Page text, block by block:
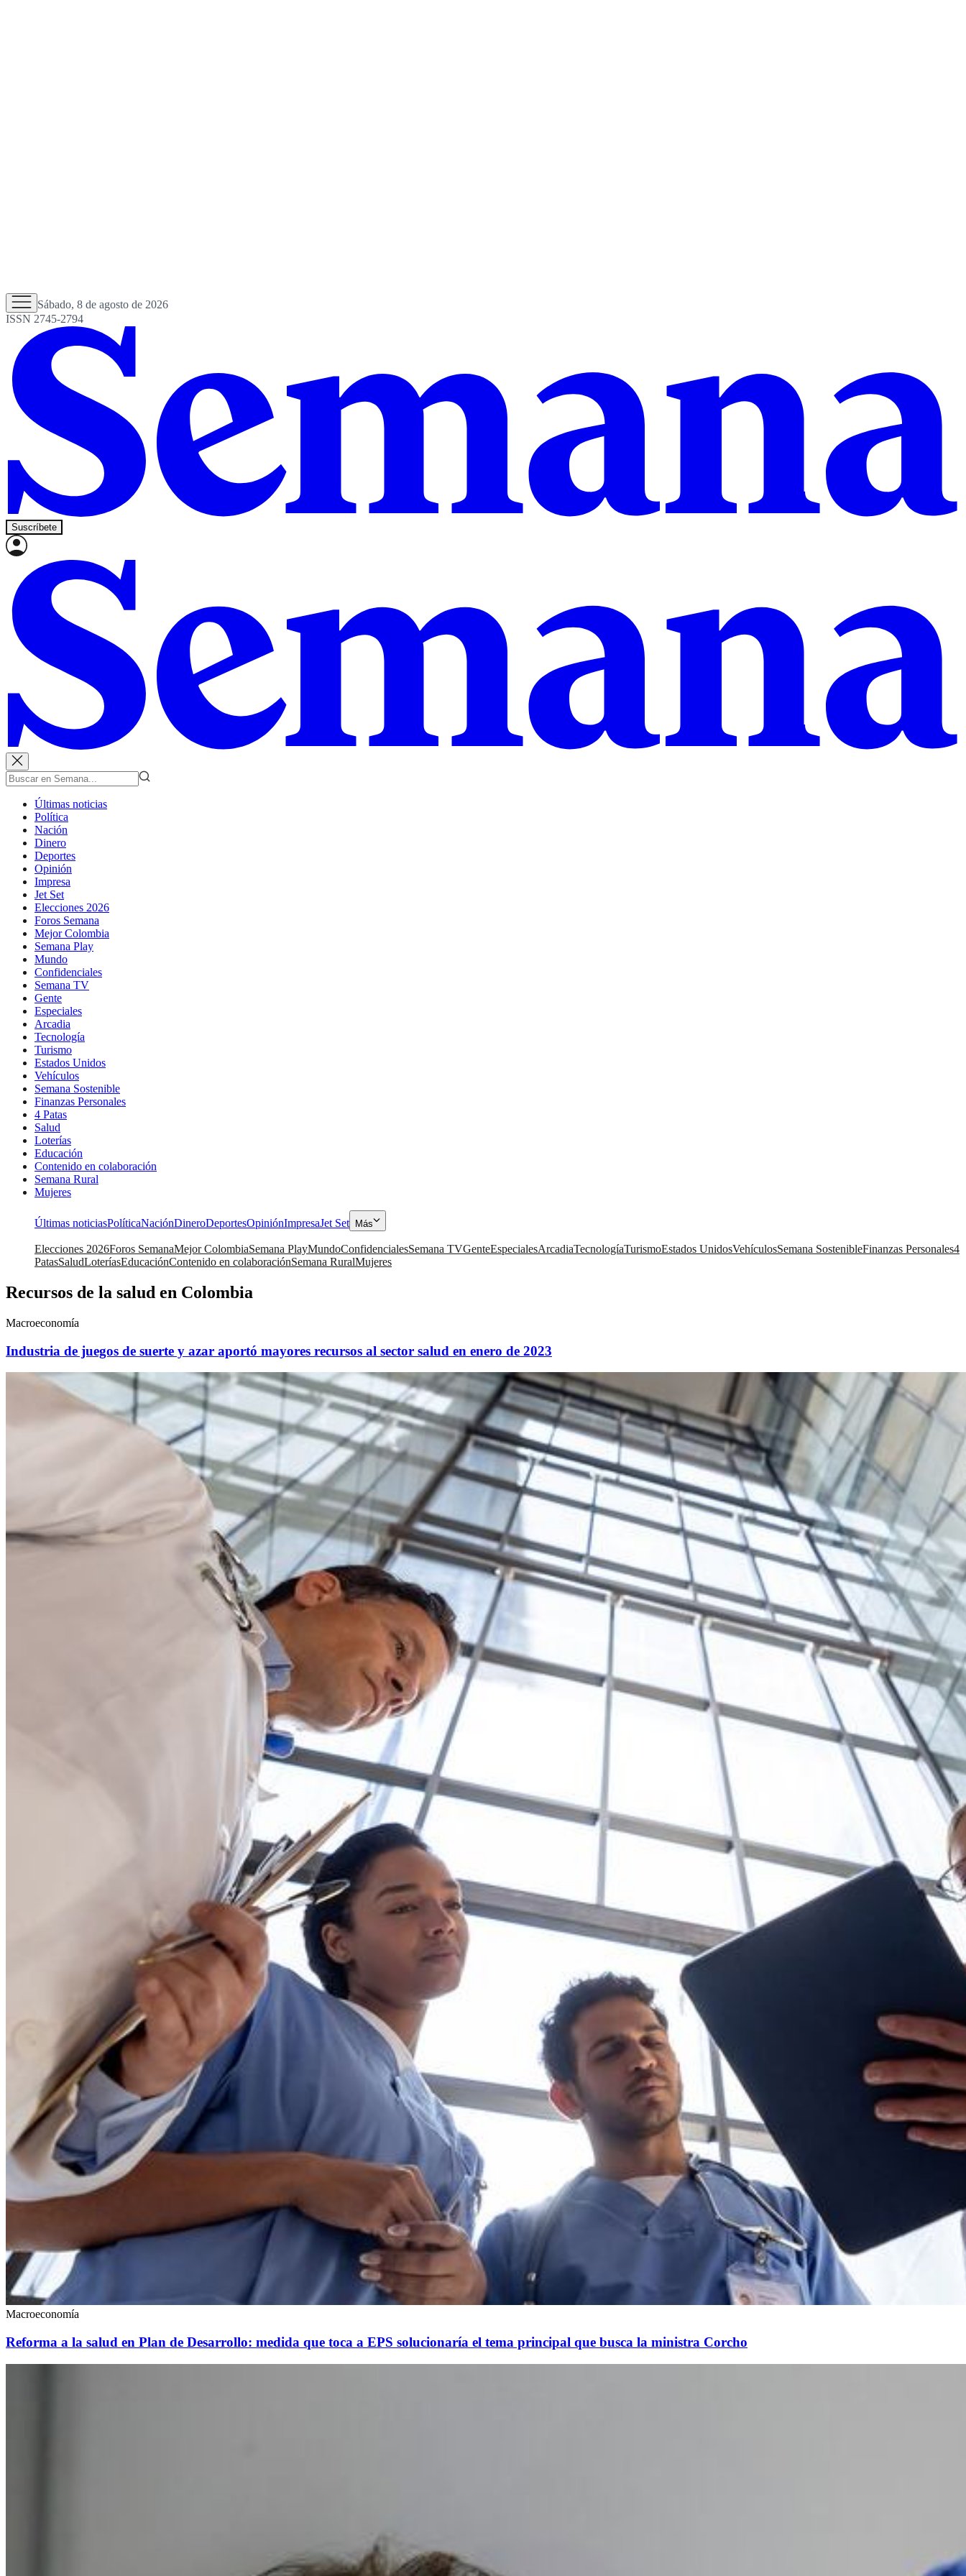
Sábado, 8 de agosto de 2026
ISSN 2745-2794
Suscríbete
Últimas noticias
Política
Nación
Dinero
Deportes
Opinión
Impresa
Jet Set
Elecciones 2026
Foros Semana
Mejor Colombia
Semana Play
Mundo
Confidenciales
Semana TV
Gente
Especiales
Arcadia
Tecnología
Turismo
Estados Unidos
Vehículos
Semana Sostenible
Finanzas Personales
4 Patas
Salud
Loterías
Educación
Contenido en colaboración
Semana Rural
Mujeres
Últimas noticiasPolíticaNaciónDineroDeportesOpiniónImpresaJet Set Más
Elecciones 2026Foros SemanaMejor ColombiaSemana PlayMundoConfidencialesSemana TVGenteEspecialesArcadiaTecnologíaTurismoEstados UnidosVehículosSemana SostenibleFinanzas Personales4
PatasSaludLoteríasEducaciónContenido en colaboraciónSemana RuralMujeres
Recursos de la salud en Colombia
Macroeconomía
Industria de juegos de suerte y azar aportó mayores recursos al sector salud en enero de 2023
Macroeconomía
Reforma a la salud en Plan de Desarrollo: medida que toca a EPS solucionaría el tema principal que busca la ministra Corcho